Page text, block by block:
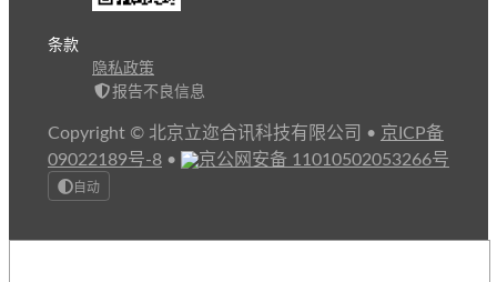
条款
隐私政策
报告不良信息
Copyright © 北京立迩合讯科技有限公司 • 京ICP备
09022189号-8 • 京公网安备 11010502053266号
自动